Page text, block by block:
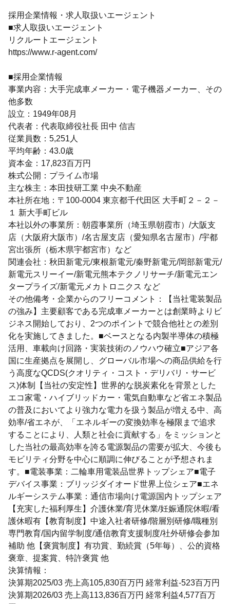
採用企業情報・求人取扱いエージェント
■求人取扱いエージェント
リクルートエージェント
https://www.r-agent.com/
■採用企業情報
事業内容：大手完成車メーカー・電子機器メーカー、その
他多数
設立：1949年08月
代表者：代表取締役社長 田中 信吉
従業員数：5,251人
平均年齢：43.0歳
資本金：17,823百万円
株式公開：プライム市場
主な株主：本田技研工業 中央不動産
本社所在地：〒100-0004 東京都千代田区 大手町２－２－
１ 新大手町ビル
本社以外の事業所：朝霞事業所（埼玉県朝霞市）/大阪支
店（大阪府大阪市）/名古屋支店（愛知県名古屋市）/宇都
宮出張所（栃木県宇都宮市）など
関連会社：秋田新電元/東根新電元/秦野新電元/岡部新電元/
新電元スリーイー/新電元熊本テクノリサーチ/新電元エン
タープライズ/新電元メカトロニクス など
その他備考・企業からのフリーコメント：【当社電装製品
の強み】主要顧客である完成車メーカーとは創業時よりビ
ジネス開始しており、2つのポイントで競合他社との差別
化を実施してきました。■ベースとなる内製半導体の積極
活用、車載向け回路・実装技術のノウハウ確立■アジア各
国に生産拠点を展開し、グローバル市場への商品供給を行
う高度なQCDS(クオリティ・コスト・デリバリ・サービ
ス)体制【当社の安定性】世界的な脱炭素化を背景とした
エコ家電・ハイブリッドカー・電気自動車など省エネ製品
の普及においてより強力な電力を扱う製品が増える中、高
効率/省エネが、「エネルギーの変換効率を極限まで追求
することにより、人類と社会に貢献する」をミッションと
した当社の最高効率を誇る電源製品の需要が拡大、今後も
モビリティ分野を中心に順調に伸びることが予想されま
す。■電装事業：二輪車用電装品世界トップシェア■電子
デバイス事業：ブリッジダイオード世界上位シェア■エネ
ルギーシステム事業：通信市場向け電源国内トップシェア
【充実した福利厚生】介護休業/育児休業/妊娠通院休暇/看
護休暇有【教育制度】中途入社者研修/階層別研修/職種別
専門教育/国内留学制度/通信教育支援制度/社外研修会参加
補助 他【褒賞制度】有功賞、勤続賞（5年毎）、公的資格
褒章、提案賞、特許褒賞 他
決算情報：
決算期2025/03 売上高105,830百万円 経常利益-523百万円
決算期2026/03 売上高113,836百万円 経常利益4,577百万